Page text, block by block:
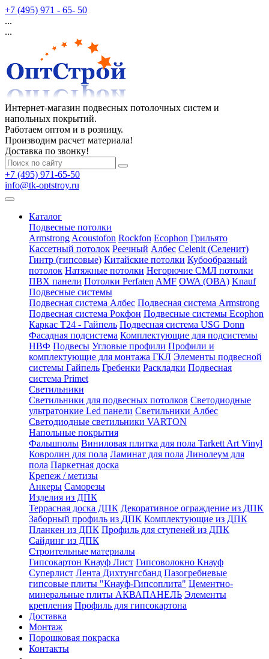
+7 (495) 971 - 65- 50
...
...
Интернет-магазин подвесных потолочных систем и
напольных покрытий.
Работаем оптом и в розницу.
Производим расчет материала!
Доставка по звонку!
+7 (495) 971-65-50
info@tk-optstroy.ru
Каталог
Подвесные потолки
Armstrong Acoustofon Rockfon Ecophon Грильято
Кассетный потолок Реечный Албес Celenit (Селенит)
Гинтр (гипсовые) Китайские потолки Кубообразный
потолок Натяжные потолки Негорючие СМЛ потолки
ПВХ панели Потолки Perfaten AMF OWA (ОВА) Knauf
Подвесные системы
Подвесная система Албес Подвесная система Armstrong
Подвесная система Рокфон Подвесные системы Ecophon
Каркас Т24 - Гайпель Подвесная система USG Donn
Фасадная подсистема Комплектующие для подсистемы
НВФ Подвесы Угловые профили Профили и
комплектующие для монтажа ГКЛ Элементы подвесной
системы Гайпель Гребенки Раскладки Подвесная
система Primet
Светильники
Светильники для подвесных потолков Светодиодные
ультратонкие Led панели Светильники Албес
Светодиодные светильники VARTON
Напольные покрытия
Фальшполы Виниловая плитка для пола Tarkett Art Vinyl
Ковролин для пола Ламинат для пола Линолеум для
пола Паркетная доска
Крепеж / метизы
Анкеры Саморезы
Изделия из ДПК
Террасная доска ДПК Декоративное ограждение из ДПК
Заборный профиль из ДПК Комплектующие из ДПК
Планкен из ДПК Профиль для ступеней из ДПК
Сайдинг из ДПК
Строительные материалы
Гипсокартон Кнауф Лист Гипсоволокно Кнауф
Суперлист Лента Дихтунгсбанд Пазогребневые
гипсовые плиты "Кнауф-Гипсоплита" Цементно-
минеральные плиты АКВАПАНЕЛЬ Элементы
крепления Профиль для гипсокартона
Доставка
Монтаж
Порошковая покраска
Контакты